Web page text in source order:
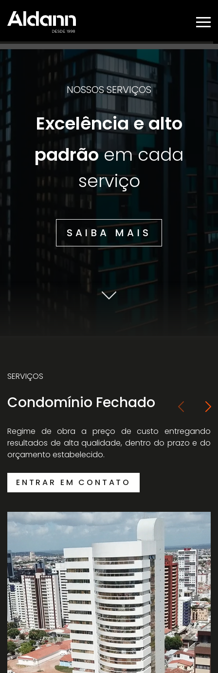
SOBRE EMPREENDIMENTOS
ALDANN SOLAR
NOSSOS SERVIÇOS
Excelência e alto
padrãoem cada
serviço
SAIBA MAIS
SERVIÇOS
Condomínio Fechado
Regime de obra a preço de custo entregando
resultados de alta qualidade, dentro do prazo e do
orçamento estabelecido.
ENTRAR EM CONTATO